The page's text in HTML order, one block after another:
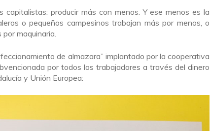
capitalistas: producir más con menos. Y ese menos es la
o pequeños campesinos trabajan más por menos, o
maquinaria.
de almazara” implantado por la cooperativa
por todos los trabajadores a través del dinero
y Unión Europea: